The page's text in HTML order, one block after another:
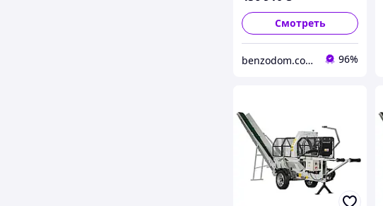
Смотреть
benzodom.com.ua 96%